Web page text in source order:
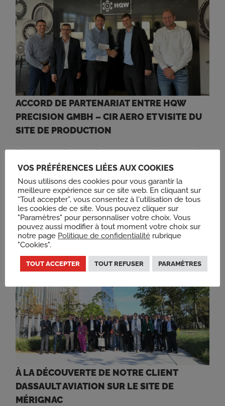
ACCORD DE PARTENARIAT ENTRE HQW
PRECISION GMBH – CIR AERO ET VISITE DU
SITE DE PRODUCTION
Nous sommes heureux de vous annoncer la signature d’un
accord de distribution exclusive entre nos deux sociétés
pour les secteurs aéronautique, militaire et spatial en
France.
Lire la suite
À LA DÉCOUVERTE DE NOTRE CLIENT
DASSAULT AVIATION SUR LE SITE DE
MÉRIGNAC
VOS PRÉFÉRENCES LIÉES AUX COOKIES
Nous utilisons des cookies pour vous garantir la
meilleure expérience sur ce site web. En cliquant sur
“Tout accepter”, vous consentez à l'utilisation de tous
les cookies de ce site. Vous pouvez cliquer sur
"Paramètres" pour personnaliser votre choix. Vous
pouvez aussi modifier à tout moment votre choix sur
notre page Politique de confidentialité rubrique
"Cookies".
TOUT ACCEPTER TOUT REFUSER PARAMÈTRES